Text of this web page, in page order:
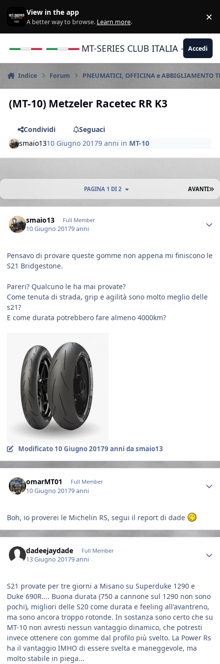
View in the app
A better way to browse. Learn more. ×
MT-SERIES CLUB ITALIA -Accedi
Indice Forum PNEUMATICI, OFFICINA e ABBIGLIAMENTO
(MT-10) Metzeler Racetec RR K3
Condividi
Seguaci
smaio1310 Giugno 20179 anni in MT-10
AVANTI
PAGINA 1 DI 2
smaio13 Full Member
10 Giugno 20179 anni
Pensavo di provare queste gomme non appena mi finiscono le
S21 Bridgestone​.
Pareri? Qualcuno le ha mai provate?
Come tenuta di strada, grip e agilità sono molto meglio delle
s21?
E come durata potrebbero fare almeno 4000km?
Modificato 10 Giugno 20179 anni da smaio13
omarMT01 Full Member
10 Giugno 20179 anni
Boh, io proverei le Michelin RS, segui il report di dade
dadeejaydade Full Member
13 Giugno 20179 anni
S21 provate per tre giorni a Misano su Superduke 1290 e
Duke 690R.... Buona durata (750 a cannone sul 1290 non sono
pochi), migliori delle S20 come durata e feeling all'avantreno,
ma sono ancora troppo rotonde. In sostanza sono certo che su
MT-10 non avresti nessun vantaggio dinamico, che potresti
invece ottenere con gomme dal profilo più svelto. La Power Rs
ha il vantaggio IMHO di essere svelta e maneggevole, ma
molto stabile in piega...